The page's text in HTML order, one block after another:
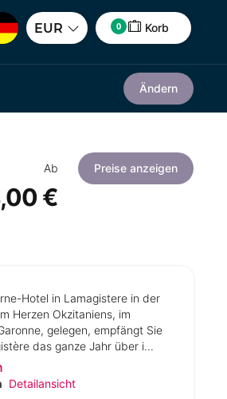
EUR 0 Korb
Ändern
Ab
€
Preise anzeigen
Hotel in Lamagistere in der
Herzen Okzitaniens, im
gelegen, empfängt Sie
das ganze Jahr über i...
Detailansicht